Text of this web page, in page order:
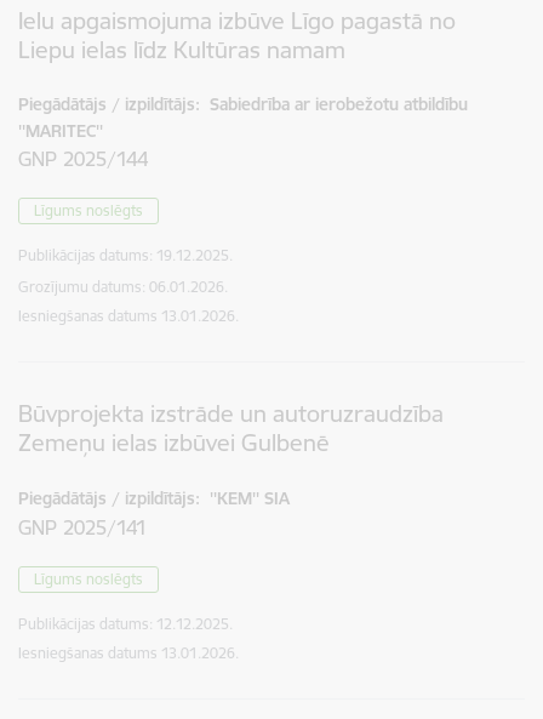
Ielu apgaismojuma izbūve Līgo pagastā no
Liepu ielas līdz Kultūras namam
Piegādātājs / izpildītājs: Sabiedrība ar ierobežotu atbildību
''MARITEC''
GNP 2025/144
Līgums noslēgts
Publikācijas datums: 19.12.2025.
Grozījumu datums: 06.01.2026.
Iesniegšanas datums 13.01.2026.
Būvprojekta izstrāde un autoruzraudzība
Zemeņu ielas izbūvei Gulbenē
Piegādātājs / izpildītājs: ''KEM'' SIA
GNP 2025/141
Līgums noslēgts
Publikācijas datums: 12.12.2025.
Iesniegšanas datums 13.01.2026.